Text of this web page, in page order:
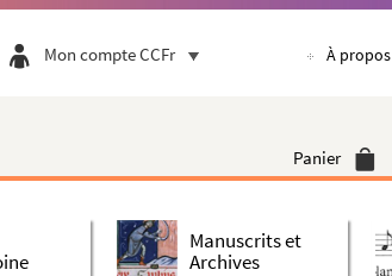
Mon compte CCFr À propos
Panier
Manuscrits et
Archives